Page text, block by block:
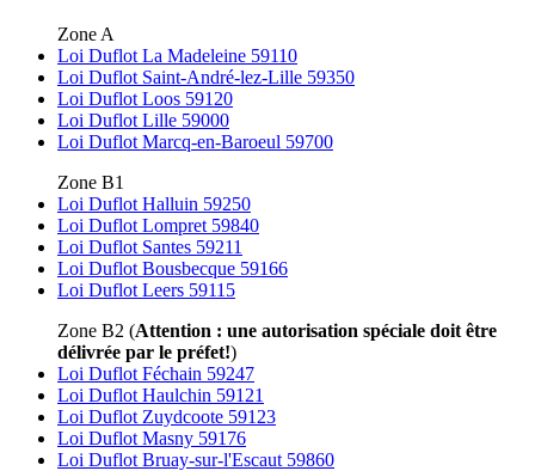
Zone A
Loi Duflot La Madeleine 59110
Loi Duflot Saint-André-lez-Lille 59350
Loi Duflot Loos 59120
Loi Duflot Lille 59000
Loi Duflot Marcq-en-Baroeul 59700
Zone B1
Loi Duflot Halluin 59250
Loi Duflot Lompret 59840
Loi Duflot Santes 59211
Loi Duflot Bousbecque 59166
Loi Duflot Leers 59115
Zone B2 (Attention : une autorisation spéciale doit être
délivrée par le préfet!)
Loi Duflot Féchain 59247
Loi Duflot Haulchin 59121
Loi Duflot Zuydcoote 59123
Loi Duflot Masny 59176
Loi Duflot Bruay-sur-l'Escaut 59860